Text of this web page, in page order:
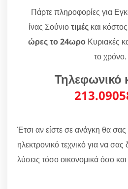
Πάρτε πληροφορίες για
ίνας Σούνιοτιμέςκαι
ώρες το 24ωροΚυριακές
το χρόνο.
Τηλεφωνικό
Έτσι αν είστε σε ανάγκη θα σας
ηλεκτρονικό τεχνικό για να
λύσεις τόσο οικονομικά όσο